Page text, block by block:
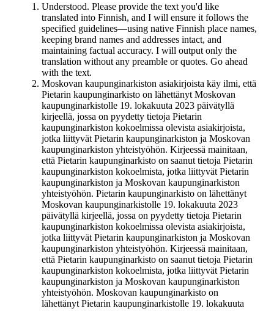
Understood. Please provide the text you'd like
translated into Finnish, and I will ensure it follows the
specified guidelines—using native Finnish place names,
keeping brand names and addresses intact, and
maintaining factual accuracy. I will output only the
translation without any preamble or quotes. Go ahead
with the text.
Moskovan kaupunginarkiston asiakirjoista käy ilmi, että
Pietarin kaupunginarkisto on lähettänyt Moskovan
kaupunginarkistolle 19. lokakuuta 2023 päivätyllä
kirjeellä, jossa on pyydetty tietoja Pietarin
kaupunginarkiston kokoelmissa olevista asiakirjoista,
jotka liittyvät Pietarin kaupunginarkiston ja Moskovan
kaupunginarkiston yhteistyöhön. Kirjeessä mainitaan,
että Pietarin kaupunginarkisto on saanut tietoja Pietarin
kaupunginarkiston kokoelmista, jotka liittyvät Pietarin
kaupunginarkiston ja Moskovan kaupunginarkiston
yhteistyöhön. Pietarin kaupunginarkisto on lähettänyt
Moskovan kaupunginarkistolle 19. lokakuuta 2023
päivätyllä kirjeellä, jossa on pyydetty tietoja Pietarin
kaupunginarkiston kokoelmissa olevista asiakirjoista,
jotka liittyvät Pietarin kaupunginarkiston ja Moskovan
kaupunginarkiston yhteistyöhön. Kirjeessä mainitaan,
että Pietarin kaupunginarkisto on saanut tietoja Pietarin
kaupunginarkiston kokoelmista, jotka liittyvät Pietarin
kaupunginarkiston ja Moskovan kaupunginarkiston
yhteistyöhön. Moskovan kaupunginarkisto on
lähettänyt Pietarin kaupunginarkistolle 19. lokakuuta